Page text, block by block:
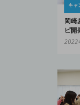
キャ
岡崎
ピ開
2022